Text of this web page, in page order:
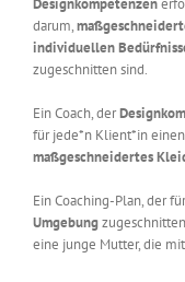
Designkompetenzen
darum,
individuellen
zugeschnitten sind.
Ein Coach, der
für jede*n Klient*in
maßgeschneidertes
Ein Coaching-Plan, der
Umgebungzugeschnitten
eine junge Mutter, die